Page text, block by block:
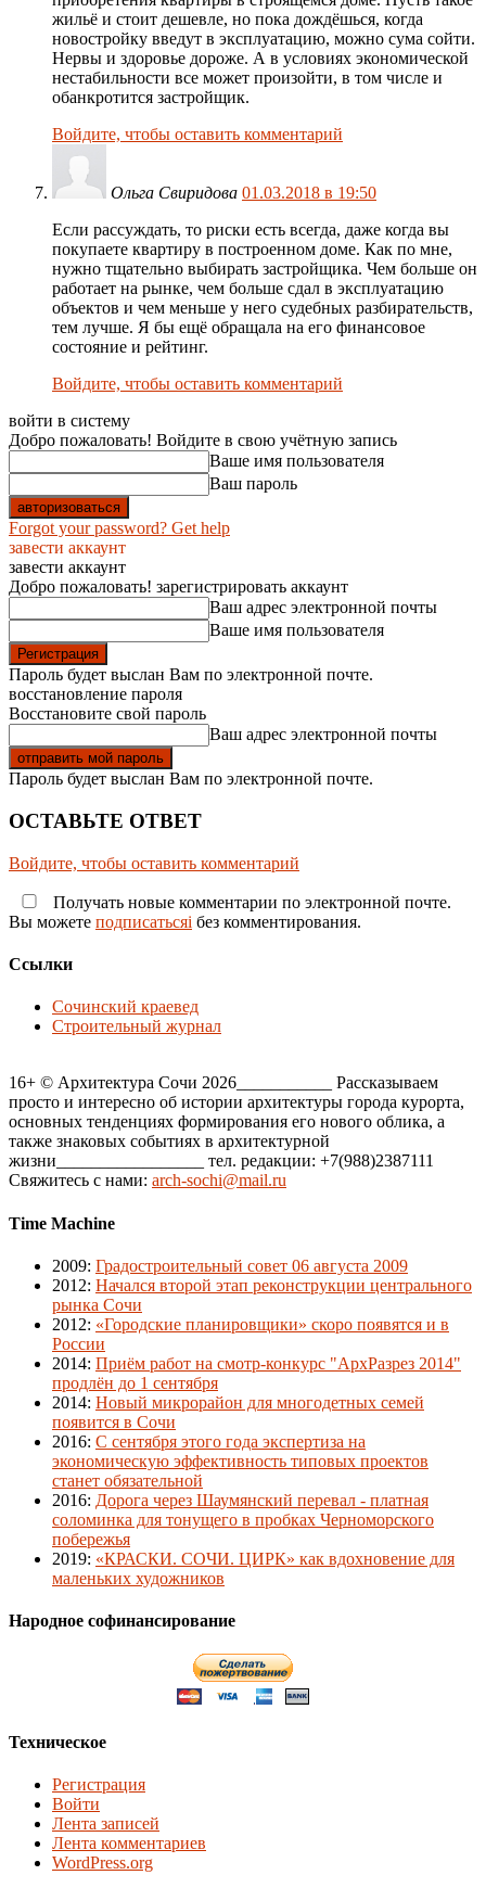
жильё и стоит дешевле, но пока дождёшься, когда
новостройку введут в эксплуатацию, можно сума сойти.
Нервы и здоровье дороже. А в условиях экономической
нестабильности все может произойти, в том числе и
обанкротится застройщик.
Войдите, чтобы оставить комментарий
Ольга Свиридова 01.03.2018 в 19:50
Если рассуждать, то риски есть всегда, даже когда вы
покупаете квартиру в построенном доме. Как по мне,
нужно тщательно выбирать застройщика. Чем больше он
работает на рынке, чем больше сдал в эксплуатацию
объектов и чем меньше у него судебных разбирательств,
тем лучше. Я бы ещё обращала на его финансовое
состояние и рейтинг.
Войдите, чтобы оставить комментарий
войти в систему
Добро пожаловать! Войдите в свою учётную запись
Ваше имя пользователя
Ваш пароль
Forgot your password? Get help
завести аккаунт
завести аккаунт
Добро пожаловать! зарегистрировать аккаунт
Ваш адрес электронной почты
Ваше имя пользователя
Пароль будет выслан Вам по электронной почте.
восстановление пароля
Восстановите свой пароль
Ваш адрес электронной почты
Пароль будет выслан Вам по электронной почте.
ОСТАВЬТЕ ОТВЕТ
Войдите, чтобы оставить комментарий
Получать новые комментарии по электронной почте.
Вы можете подписатьсяi без комментирования.
Ссылки
Сочинский краевед
Строительный журнал
16+ © Архитектура Сочи 2026___________ Рассказываем
просто и интересно об истории архитектуры города курорта,
основных тенденциях формирования его нового облика, а
также знаковых событиях в архитектурной
жизни_________________ тел. редакции: +7(988)2387111
Свяжитесь с нами: arch-sochi@mail.ru
Time Machine
2009: Градостроительный совет 06 августа 2009
2012: Начался второй этап реконструкции центрального
рынка Сочи
2012: «Городские планировщики» скоро появятся и в
России
2014: Приём работ на смотр-конкурс "АрхРазрез 2014"
продлён до 1 сентября
2014: Новый микрорайон для многодетных семей
появится в Сочи
2016: С сентября этого года экспертиза на
экономическую эффективность типовых проектов
станет обязательной
2016: Дорога через Шаумянский перевал - платная
соломинка для тонущего в пробках Черноморского
побережья
2019: «КРАСКИ. СОЧИ. ЦИРК» как вдохновение для
маленьких художников
Народное софинансирование
Техническое
Регистрация
Войти
Лента записей
Лента комментариев
WordPress.org